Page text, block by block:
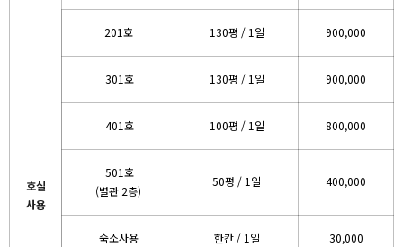
호실
사용
201호 130평 / 1일 900,000
301호 130평 / 1일 900,000
401호 100평 / 1일 800,000
501호
(별관 2층)
50평 / 1일 400,000
숙소사용 한칸 / 1일 30,000